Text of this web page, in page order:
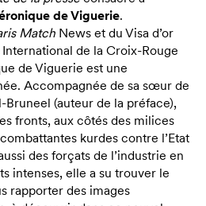
de Viguerie.
Match News et du Visa d’or
de la Croix-Rouge
de Viguerie est une
Accompagnée de sa sœur de
(auteur de la préface),
fronts, aux côtés des milices
kurdes contre l’Etat
des forçats de l’industrie en
intenses, elle a su trouver le
rapporter des images